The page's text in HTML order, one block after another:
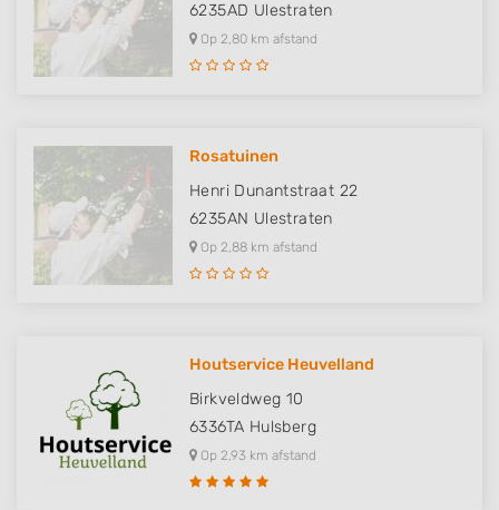
6235AD Ulestraten
Op 2,80 km afstand
Rosatuinen
Henri Dunantstraat 22
6235AN Ulestraten
Op 2,88 km afstand
Houtservice Heuvelland
Birkveldweg 10
6336TA Hulsberg
Op 2,93 km afstand